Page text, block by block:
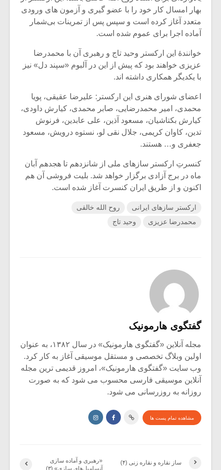
بهار امسال کار خود را با عضو گیری و آزمون های ورودی
متعدد آغاز کرده است و سپس پس از تمرینات بی‌شمار
آماده اجرا برای عموم شده است.
خوانندۀ این ارکستر وحید تاج و رهبری آن با محمدرضا
عزیزی خواهند بود که پیش از این در آلبوم «سپند دل» نیز
با یکدیگر همکاری داشته اند.
اعضای شورای هنری این ارکستر: علیرضا عقیقی، پویا
محمدی، امیر محمدرضایی، صابر محمدی، کیارش داودی،
کیارش بکتاشیان، مسعود آذین، علی عابدین، فرنوش
تدین، کاوان کریمی، جلال نقی لو، نستوه درویش، مسعود
جعفری و… هستند.
کنسرتِ ارکستر سازهای ملی از شانزدهم تا هجدهم آبان
ماه در برج آزادی برگزار خواهد شد. بلیت فروشی آن هم
اکنون و از طریق ایران کنسرت آغاز شده است.
ارکستر سازهای ایرانی
روح الله خالقی
محمدرضا عزیزی
وحید تاج
گفتگوی هارمونیک
مجله آنلاین «گفتگوی هارمونیک» در سال ۱۳۸۲، به عنوان
اولین وبلاگ تخصصی و مستقل موسیقی آغاز به کار کرد.
وب سایت «گفتگوی هارمونیک»، امروز قدیمی ترین مجله
آنلاین موسیقی فارسی محسوب می شود که به صورت
روزانه به روزرسانی می شود.
مشاهده تمام پست ها
«رهبری و آماده سازی
آنسامبل‌های سازی» (۳)
ساز نقاره و نقاره زنی (۴)